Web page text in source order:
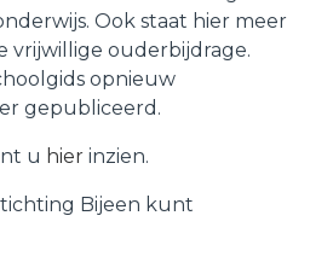
Ook staat hier meer
vrijwillige ouderbijdrage.
opnieuw
gepubliceerd.
u hier inzien.
Bijeen kunt